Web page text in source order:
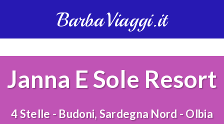
BarbaViaggi.it
Janna E Sole Resort
4 Stelle - Budoni, Sardegna Nord - Olbia